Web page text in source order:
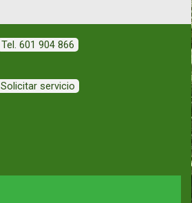
Tel. 601 904 866
Solicitar servicio